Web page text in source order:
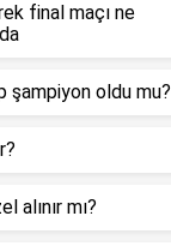
final maçı ne
şampiyon oldu mu?
alınır mı?